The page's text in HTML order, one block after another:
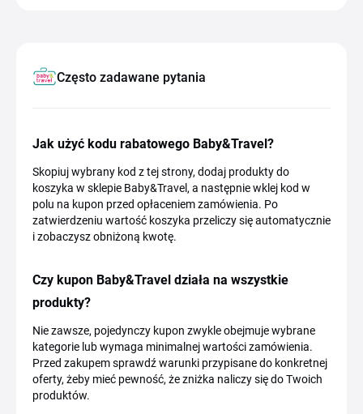
Często zadawane pytania
Jak użyć kodu rabatowego Baby&Travel?
Skopiuj wybrany kod z tej strony, dodaj produkty do
koszyka w sklepie Baby&Travel, a następnie wklej kod w
polu na kupon przed opłaceniem zamówienia. Po
zatwierdzeniu wartość koszyka przeliczy się automatycznie
i zobaczysz obniżoną kwotę.
Czy kupon Baby&Travel działa na wszystkie
produkty?
Nie zawsze, pojedynczy kupon zwykle obejmuje wybrane
kategorie lub wymaga minimalnej wartości zamówienia.
Przed zakupem sprawdź warunki przypisane do konkretnej
oferty, żeby mieć pewność, że zniżka naliczy się do Twoich
produktów.